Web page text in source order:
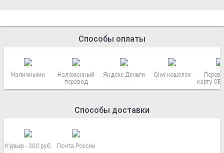
Способы оплаты
Наличными
Наложенный
перевод
Яндекс.Деньги Qiwi кошелек
карту
Способы доставки
Курьер - 300 руб. Почта России